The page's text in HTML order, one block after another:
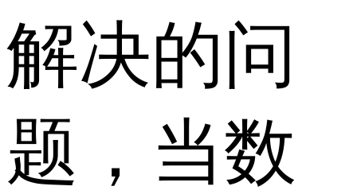
解决的问
题，当数